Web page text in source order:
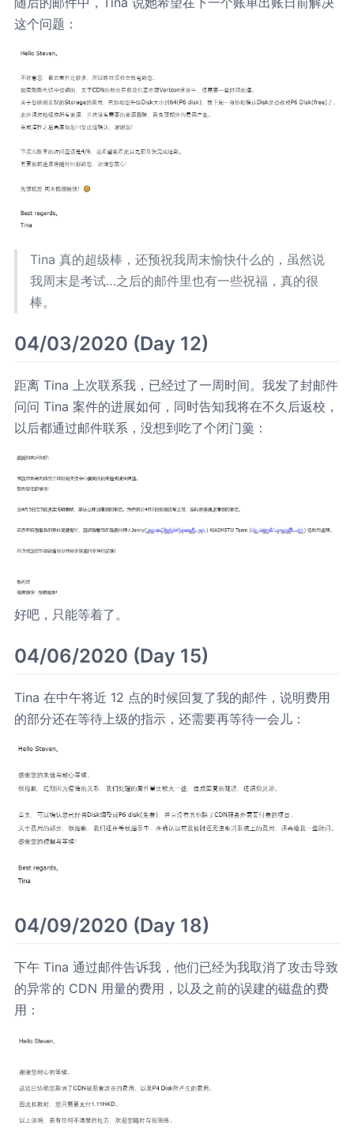
这个问题：
Tina 真的超级棒，还预祝我周末愉快什么的，虽然说
我周末是考试…之后的邮件里也有一些祝福，真的很
棒。
04/03/2020 (Day 12)
距离 Tina 上次联系我，已经过了一周时间。我发了封邮件
问问 Tina 案件的进展如何，同时告知我将在不久后返校，
以后都通过邮件联系，没想到吃了个闭门羹：
好吧，只能等着了。
04/06/2020 (Day 15)
Tina 在中午将近 12 点的时候回复了我的邮件，说明费用
的部分还在等待上级的指示，还需要再等待一会儿：
04/09/2020 (Day 18)
下午 Tina 通过邮件告诉我，他们已经为我取消了攻击导致
的异常的 CDN 用量的费用，以及之前的误建的磁盘的费
用：